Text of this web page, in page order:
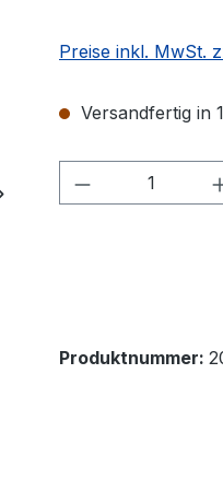
Preise inkl. MwSt.
Versandfertig in
Produkt
Produktnummer: